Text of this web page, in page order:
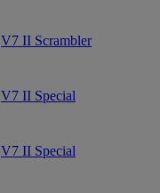
V7 II Scrambler
V7 II Special
V7 II Special